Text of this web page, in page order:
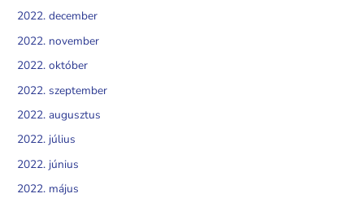
2022. december
2022. november
2022. október
2022. szeptember
2022. augusztus
2022. július
2022. június
2022. május